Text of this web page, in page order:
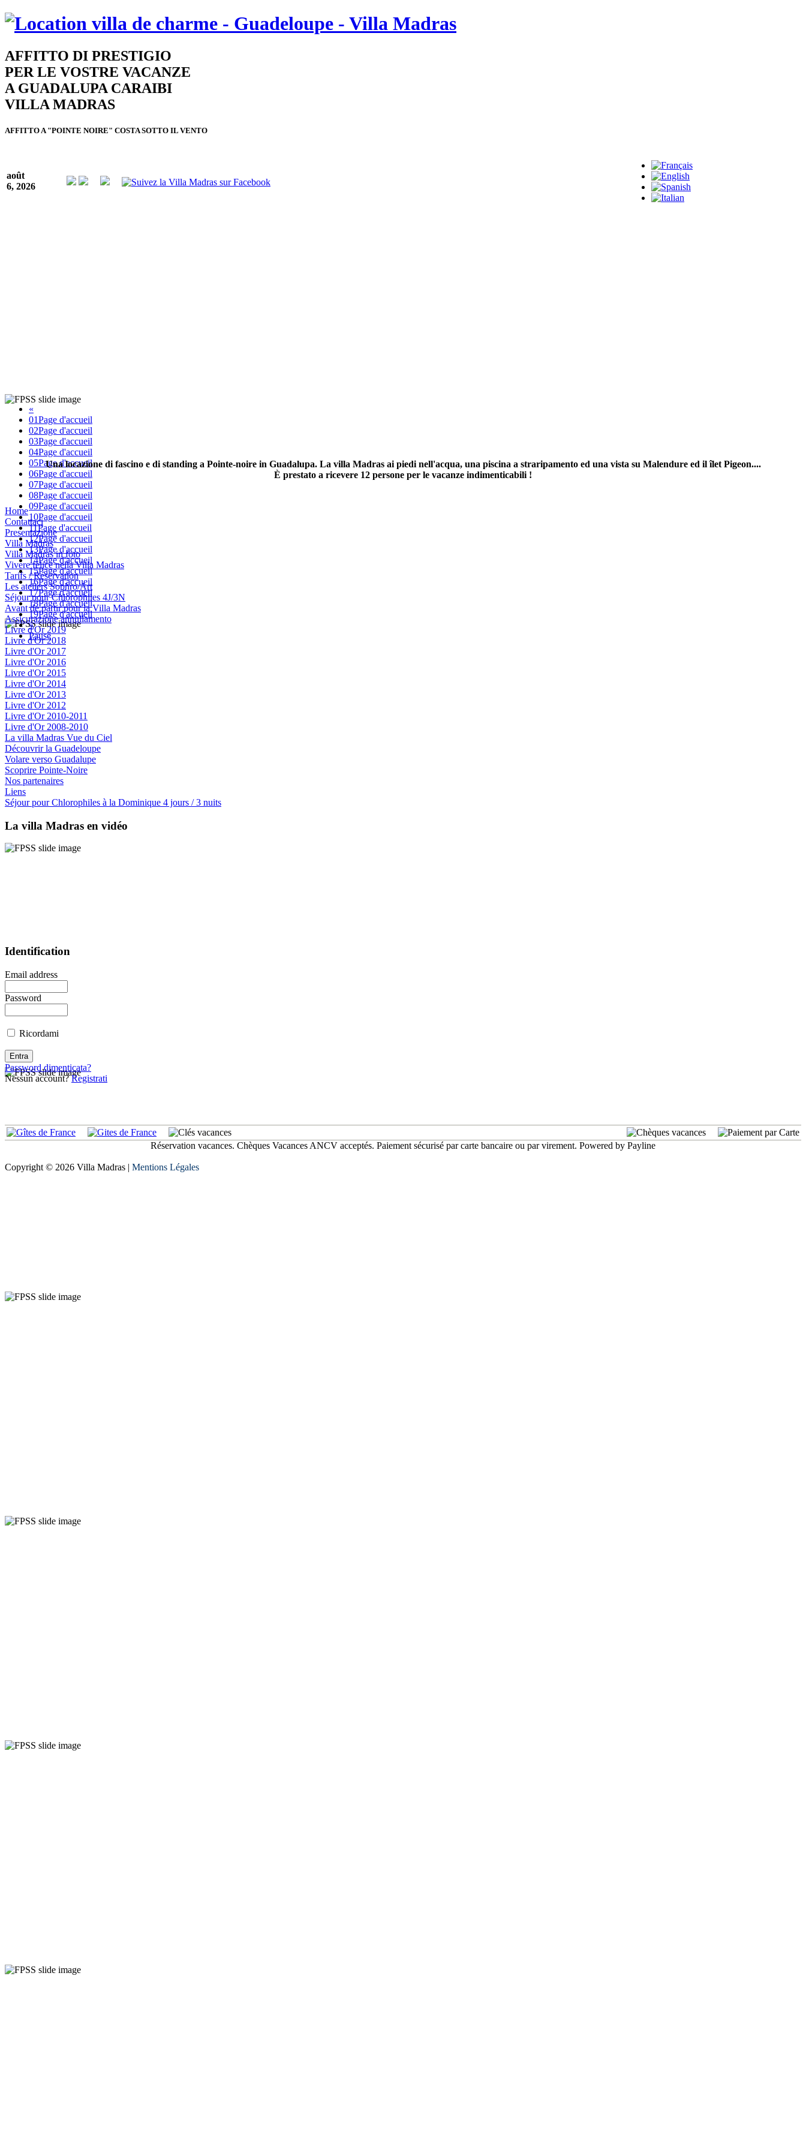
AFFITTO DI PRESTIGIO
PER LE VOSTRE VACANZE
A GUADALUPA CARAIBI
VILLA MADRAS
AFFITTO A "POINTE NOIRE" COSTA SOTTO IL VENTO
août
6, 2026
«
01Page d'accueil
02Page d'accueil
03Page d'accueil
04Page d'accueil
05Page d'accueil
06Page d'accueil
07Page d'accueil
08Page d'accueil
09Page d'accueil
10Page d'accueil
11Page d'accueil
12Page d'accueil
13Page d'accueil
14Page d'accueil
15Page d'accueil
16Page d'accueil
17Page d'accueil
18Page d'accueil
19Page d'accueil
»
Pause
Una locazione di fascino e di standing a Pointe-noire in Guadalupa. La villa Madras ai piedi nell'acqua, una piscina a straripamento ed una vista su Malendure ed il îlet Pigeon....
È prestato a ricevere 12 persone per le vacanze indimenticabili !
Home
Contattaci
Presentazione
Villa Madras
Villa Madras in foto
Vivere felice nella Villa Madras
Tarifs / Réservation
Les ateliers Sophro/Art
Séjour pour Chlorophiles 4J/3N
Avant de partir pour la Villa Madras
Assicurazione annullamento
Livre d'Or 2019
Livre d'Or 2018
Livre d'Or 2017
Livre d'Or 2016
Livre d'Or 2015
Livre d'Or 2014
Livre d'Or 2013
Livre d'Or 2012
Livre d'Or 2010-2011
Livre d'Or 2008-2010
La villa Madras Vue du Ciel
Découvrir la Guadeloupe
Volare verso Guadalupe
Scoprire Pointe-Noire
Nos partenaires
Liens
Séjour pour Chlorophiles à la Dominique 4 jours / 3 nuits
La villa Madras en vidéo
Identification
Email address
Password
Ricordami
Password dimenticata?
Nessun account?Registrati
Réservation vacances. Chèques Vacances ANCV acceptés. Paiement sécurisé par carte bancaire ou par virement. Powered by Payline
Copyright © 2026 Villa Madras | Mentions Légales